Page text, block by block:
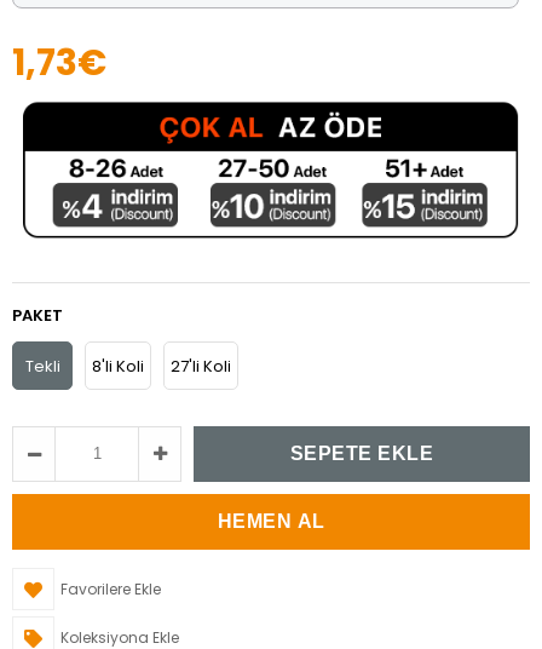
1,73€
PAKET
Tekli 8'li Koli 27'li Koli
Favorilere Ekle
Koleksiyona Ekle